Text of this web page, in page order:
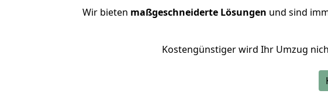
Wir bieten maßgeschneiderte Lösungen und sind
Kostengünstiger wird Ihr Umzug